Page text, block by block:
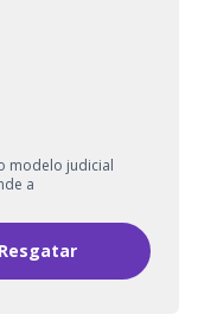
modelo judicial
a
Resgatar